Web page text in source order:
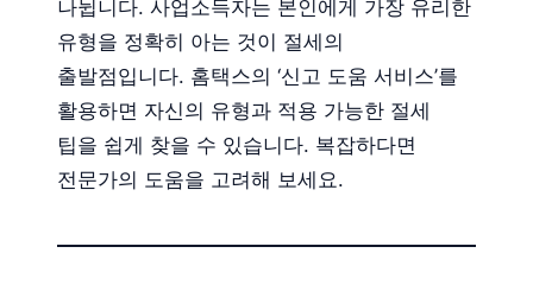
나뉩니다. 사업소득자는 본인에게 가장 유리한
유형을 정확히 아는 것이 절세의
출발점입니다. 홈택스의 ‘신고 도움 서비스’를
활용하면 자신의 유형과 적용 가능한 절세
팁을 쉽게 찾을 수 있습니다. 복잡하다면
전문가의 도움을 고려해 보세요.